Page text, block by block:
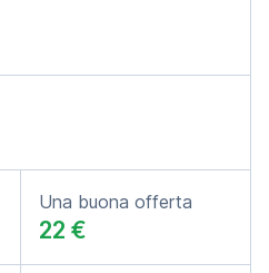
Una buona offerta
22 €